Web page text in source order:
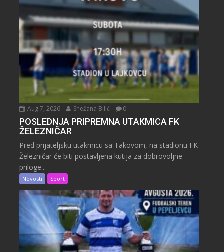
Aug 7, 2026 Snežana Bilić 0
POSLEDNJA PRIPREMNA UTAKMICA FK
ŽELEZNIČAR
Pred prijateljsku utakmicu sa Takovom, na stadionu FK
Železničar će biti postavljena kutija za dobrovoljne
priloge...
Novosti Sport